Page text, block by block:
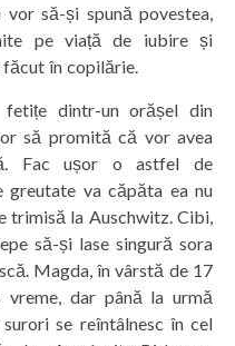
să-și spună povestea,
pe viață de iubire și
în copilărie.
dintr-un orășel din
să promită că vor avea
Fac ușor o astfel de
greutate va căpăta ea nu
trimisă la Auschwitz. Cibi,
să-și lase singură sora
Magda, în vârstă de 17
vreme, dar până la urmă
se reîntâlnesc în cel